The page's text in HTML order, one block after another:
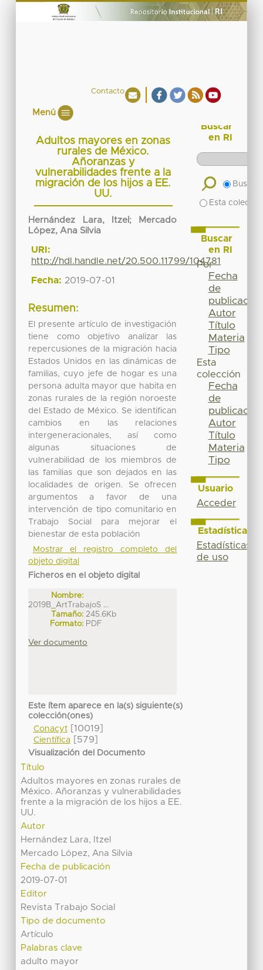
Contacto
Menú
Adultos mayores en zonas
rurales de México.
Añoranzas y
vulnerabilidades frente a la
migración de los hijos a EE.
UU.
Hernández Lara, Itzel ;
Mercado
López, Ana Silvia
URI:
http://hdl.handle.net/20.500.11799/104781
Fecha: 2019-07-01
Resumen:
El presente artículo de investigación
tiene como objetivo analizar las
repercusiones de la migración hacia
Estados Unidos en las dinámicas de
familias, cuyo jefe de hogar es una
persona adulta mayor que habita en
zonas rurales de la región noroeste
del Estado de México. Se identifican
cambios en las relaciones
intergeneracionales, así como
algunas situaciones de
vulnerabilidad de los miembros de
las familias que son dejados en las
localidades de origen. Se ofrecen
argumentos a favor de una
intervención de tipo comunitario en
Trabajo Social para mejorar el
bienestar de esta población
Mostrar el registro completo del
objeto digital
Ficheros en el objeto digital
Nombre:
2019B_ArtTrabajoS ...
Tamaño: 245.6Kb
Formato: PDF
Ver documento
Este ítem aparece en la(s) siguiente(s)
colección(ones)
Conacyt[10019]
Científica[579]
Visualización del Documento
Título
Adultos mayores en zonas rurales de
México. Añoranzas y vulnerabilidades
frente a la migración de los hijos a EE.
UU.
Autor
Hernández Lara, Itzel
Mercado López, Ana Silvia
Fecha de publicación
2019-07-01
Editor
Revista Trabajo Social
Tipo de documento
Artículo
Palabras clave
adulto mayor
Buscar
en RI
Buscar
Esta
Buscar
en RI
Por
Fecha
de
publicación
Autor
Título
Materia
Tipo
Esta
colección
Fecha
de
publicación
Autor
Título
Materia
Tipo
Usuario
Acceder
Estadísticas
Estadísticas
de uso